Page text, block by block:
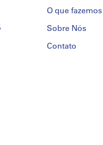
O que fazemos
Sobre Nós
Contato